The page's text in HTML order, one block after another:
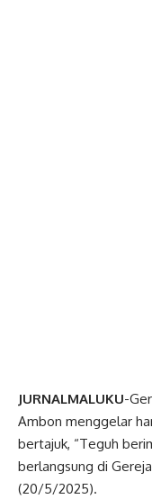
JURNALMALUKU-
Ambon menggelar
bertajuk, “Teguh
berlangsung di
(20/5/2025).